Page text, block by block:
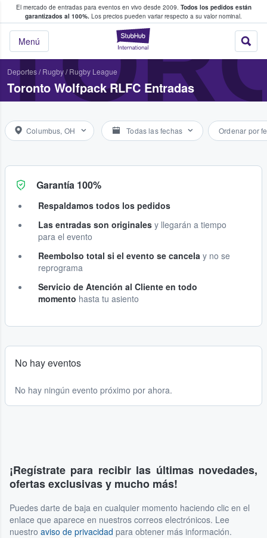
El mercado de entradas para eventos en vivo desde 2009. Todos los pedidos están
garantizados al 100%. Los precios pueden variar respecto a su valor nominal.
StubHub:
Menú
y venta de entradas entre fans
Deportes/ Rugby/ Rugby League
Toronto Wolfpack RLFC Entradas
Columbus, OH Todas las fechas Ordenar por
Garantía 100%
Respaldamos todos los pedidos
Las entradas son originales y llegarán a tiempo
para el evento
Reembolso total si el evento se cancela y no se
reprograma
Servicio de Atención al Cliente en todo
momento hasta tu asiento
No hay eventos
No hay ningún evento próximo por ahora.
¡Regístrate para recibir las últimas novedades,
ofertas exclusivas y mucho más!
Puedes darte de baja en cualquier momento haciendo clic en el
enlace que aparece en nuestros correos electrónicos. Lee
nuestro aviso de privacidad para obtener más información.